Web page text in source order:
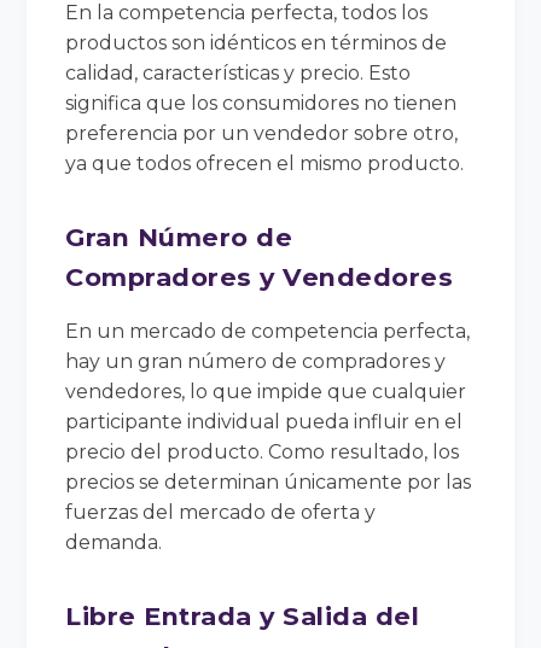
En la competencia perfecta, todos los
productos son idénticos en términos de
calidad, características y precio. Esto
significa que los consumidores no tienen
preferencia por un vendedor sobre otro,
ya que todos ofrecen el mismo producto.
Gran Número de
Compradores y Vendedores
En un mercado de competencia perfecta,
hay un gran número de compradores y
vendedores, lo que impide que cualquier
participante individual pueda influir en el
precio del producto. Como resultado, los
precios se determinan únicamente por las
fuerzas del mercado de oferta y
demanda.
Libre Entrada y Salida del